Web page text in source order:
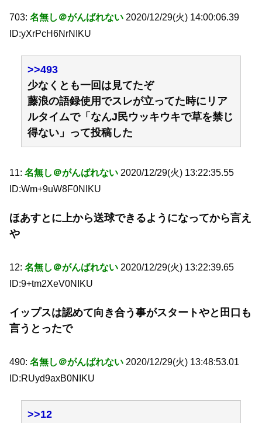
703: 名無し＠がんばれない 2020/12/29(火) 14:00:06.39
ID:yXrPcH6NrNIKU
>>493
少なくとも一回は見てたぞ
藤浪の語録使用でスレが立ってた時にリア
ルタイムで「なんJ民ウッキウキで草を禁じ
得ない」って投稿した
11: 名無し＠がんばれない 2020/12/29(火) 13:22:35.55
ID:Wm+9uW8F0NIKU
ほあすとに上から送球できるようになってから言え
や
12: 名無し＠がんばれない 2020/12/29(火) 13:22:39.65
ID:9+tm2XeV0NIKU
イップスは認めて向き合う事がスタートやと田口も
言うとったで
490: 名無し＠がんばれない 2020/12/29(火) 13:48:53.01
ID:RUyd9axB0NIKU
>>12